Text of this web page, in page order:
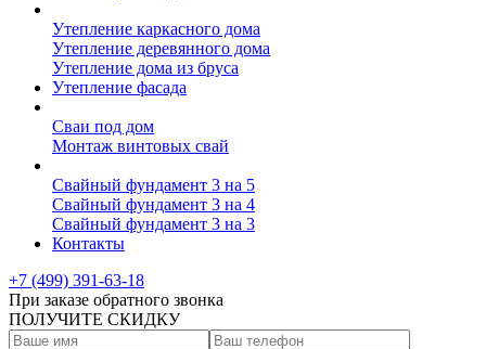
Утепление каркасного дома
Утепление деревянного дома
Утепление дома из бруса
Утепление фасада
Сваи под дом
Монтаж винтовых свай
Свайный фундамент 3 на 5
Свайный фундамент 3 на 4
Свайный фундамент 3 на 3
Контакты
+7 (499) 391-63-18
При заказе обратного звонка
ПОЛУЧИТЕ СКИДКУ